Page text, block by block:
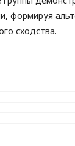
формируя
сходства.